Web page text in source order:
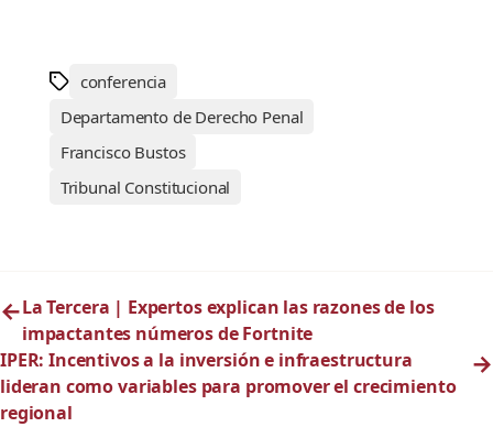
conferencia
Departamento de Derecho Penal
Francisco Bustos
Tribunal Constitucional
←La Tercera | Expertos explican las razones de los
impactantes números de Fortnite
IPER: Incentivos a la inversión e infraestructura
lideran como variables para promover el crecimiento
regional
→